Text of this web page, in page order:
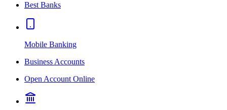
Best Banks
Mobile Banking
Business Accounts
Open Account Online